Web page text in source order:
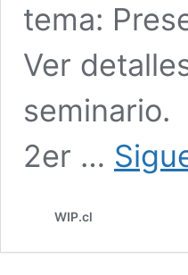
tema:
Ver
seminario.
2er …
WIP.cl